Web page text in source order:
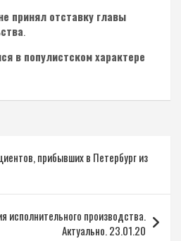
принял отставку главы
.
в популистском характере
прибывших в Петербург из
исполнительного производства.
Актуально. 23.01.20